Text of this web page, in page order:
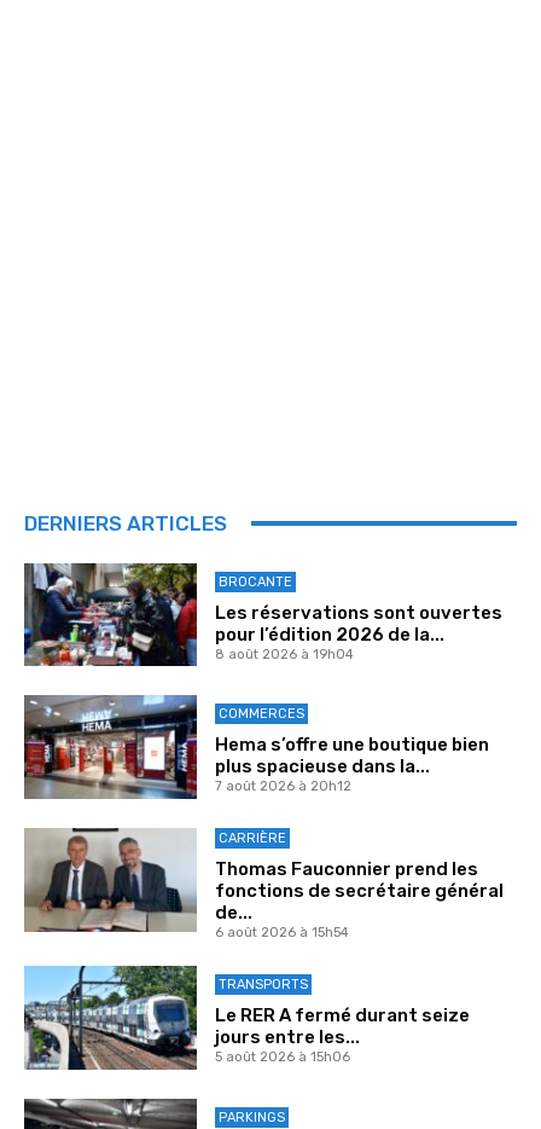
DERNIERS ARTICLES
BROCANTE
Les réservations sont ouvertes
pour l’édition 2026 de la...
8 août 2026 à 19h04
COMMERCES
Hema s’offre une boutique bien
plus spacieuse dans la...
7 août 2026 à 20h12
CARRIÈRE
Thomas Fauconnier prend les
fonctions de secrétaire général
de...
6 août 2026 à 15h54
TRANSPORTS
Le RER A fermé durant seize
jours entre les...
5 août 2026 à 15h06
PARKINGS